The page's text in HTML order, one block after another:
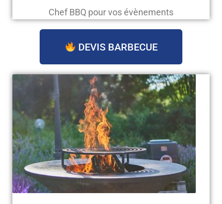
Chef BBQ pour vos évènements
DEVIS BARBECUE